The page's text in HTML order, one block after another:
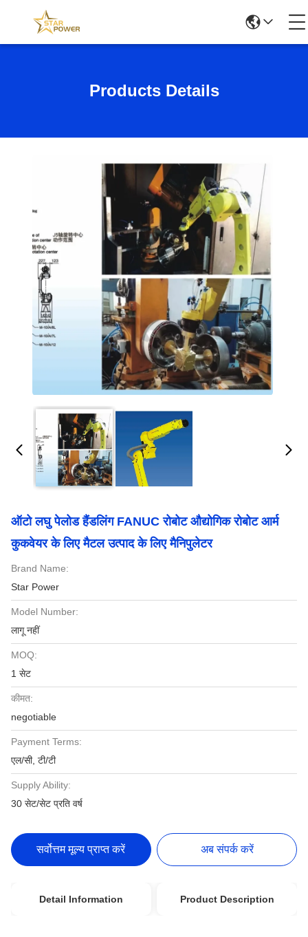
Products Details
ऑटो लघु पेलोड हैंडलिंग FANUC रोबोट औद्योगिक रोबोट आर्म
कुकवेयर के लिए मैटल उत्पाद के लिए मैनिपुलेटर
Brand Name:
Star Power
Model Number:
लागू नहीं
MOQ:
1 सेट
कीमत:
negotiable
Payment Terms:
एल/सी, टी/टी
Supply Ability:
30 सेट/सेट प्रति वर्ष
सर्वोत्तम मूल्य प्राप्त करें अब संपर्क करें
Detail Information Product Description